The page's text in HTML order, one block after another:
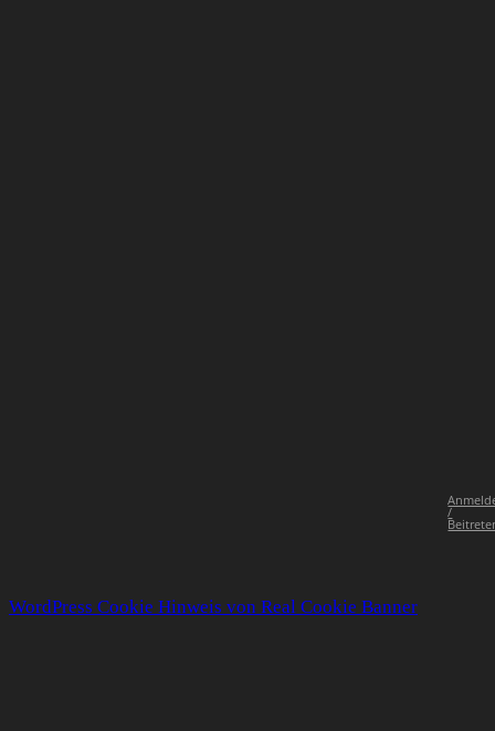
/
WordPress Cookie Hinweis von Real Cookie Banner